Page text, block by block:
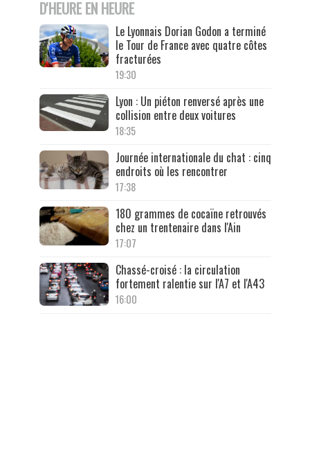
D'HEURE EN HEURE
Le Lyonnais Dorian Godon a terminé
le Tour de France avec quatre côtes
fracturées
19:30
Lyon : Un piéton renversé après une
collision entre deux voitures
18:35
Journée internationale du chat : cinq
endroits où les rencontrer
17:38
180 grammes de cocaïne retrouvés
chez un trentenaire dans l'Ain
17:07
Chassé-croisé : la circulation
fortement ralentie sur l'A7 et l'A43
16:00